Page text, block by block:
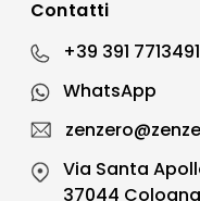
Contatti
+39 391 7713491
WhatsApp
Via Santa
37044